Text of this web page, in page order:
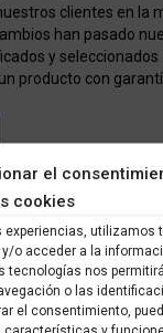
el
cookies
experiencias, utilizamos
o acceder a la
tecnologías nos
o las
el consentimiento,
clientes en la
han pasado
y
producto con
250cc (2006-2007)
Share